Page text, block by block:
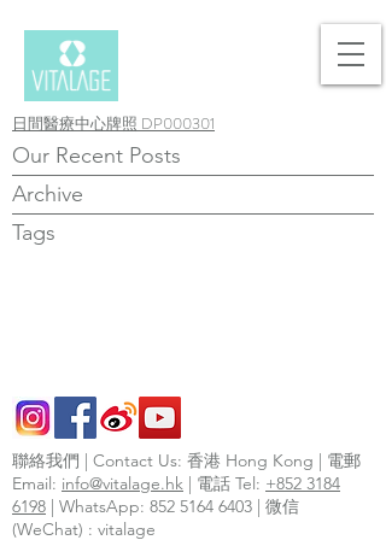
日間醫療中心牌照 DP000301
Our Recent Posts
Archive
Tags
聯絡我們 | Contact Us: 香港 Hong Kong | 電郵
Email: info@vitalage.hk | 電話 Tel: +852 3184
6198 | WhatsApp: 852 5164 6403 | 微信
(WeChat) : vitalage